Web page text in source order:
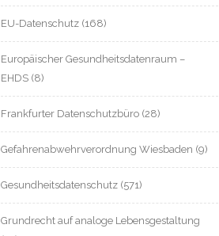
EU-Datenschutz (168)
Europäischer Gesundheitsdatenraum –
EHDS (8)
Frankfurter Datenschutzbüro (28)
Gefahrenabwehrverordnung Wiesbaden (9)
Gesundheitsdatenschutz (571)
Grundrecht auf analoge Lebensgestaltung